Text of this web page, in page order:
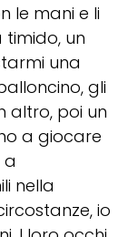
le mani e li
timido, un
una
gli
altro, poi un
a giocare
a
nella
io